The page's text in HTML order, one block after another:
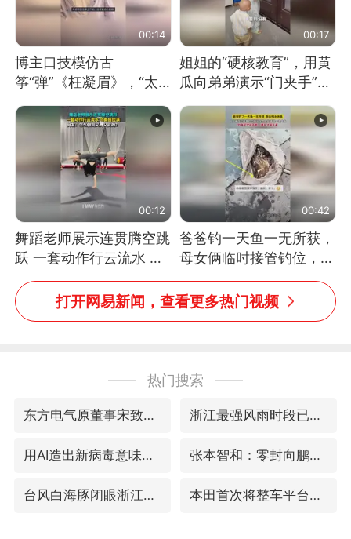
00:14
博主口技模仿古
筝“弹”《枉凝眉》，“太
像了～你是吃古筝长大的
吗？”“或将成为首位考级
不带古筝的选手。”（来
源：新华每日电讯）
00:17
姐姐的“硬核教育”，用黄
瓜向弟弟演示“门夹手”，
网友：果然言传不如身
教！
00:12
舞蹈老师展示连贯腾空跳
跃 一套动作行云流水 节
奏感拉满 网友：怎么做
到又舞又武的？
00:42
爸爸钓一天鱼一无所获，
母女俩临时接管钓位，用
玩具鱼竿钓上大鱼
打开网易新闻，查看更多热门视频
热门搜索
东方电气原董事宋致远被查 浙江最强风雨时段已锁定
用AI造出新病毒意味着什么 张本智和：零封向鹏不意外
台风白海豚闭眼浙江上海处于危险半圆 本田首次将整车平台外包给印度企业